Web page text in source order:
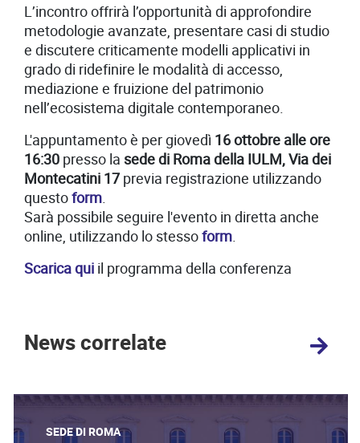
L’incontro offrirà l’opportunità di approfondire
metodologie avanzate, presentare casi di studio
e discutere criticamente modelli applicativi in
grado di ridefinire le modalità di accesso,
mediazione e fruizione del patrimonio
nell’ecosistema digitale contemporaneo.
L'appuntamento è per giovedì 16 ottobre alle ore
16:30 presso la sede di Roma della IULM, Via dei
Montecatini 17 previa registrazione utilizzando
questoform.
Sarà possibile seguire l'evento in diretta anche
online, utilizzando lo stessoform.
Scarica qui il programma della conferenza
News correlate
SEDE DI ROMA